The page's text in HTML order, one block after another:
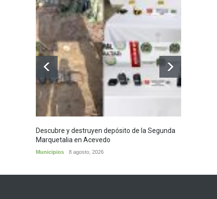
Descubre y destruyen depósito de la Segunda
Marquetalia en Acevedo
Municipios 8 agosto, 2026